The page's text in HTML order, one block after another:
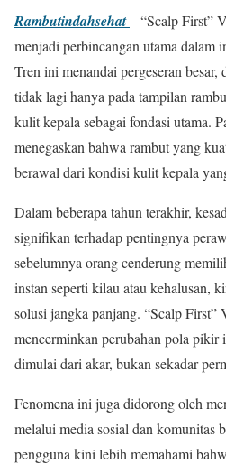
Rambutindahsehat– “Scalp First”
menjadi perbincangan utama dalam
Tren ini menandai pergeseran besar,
tidak lagi hanya pada tampilan
kulit kepala sebagai fondasi utama.
menegaskan bahwa rambut yang
berawal dari kondisi kulit kepala
Dalam beberapa tahun terakhir,
signifikan terhadap pentingnya
sebelumnya orang cenderung
instan seperti kilau atau kehalusan,
solusi jangka panjang. “Scalp
mencerminkan perubahan pola pikir
dimulai dari akar, bukan sekadar
Fenomena ini juga didorong oleh
melalui media sosial dan komunitas
pengguna kini lebih memahami